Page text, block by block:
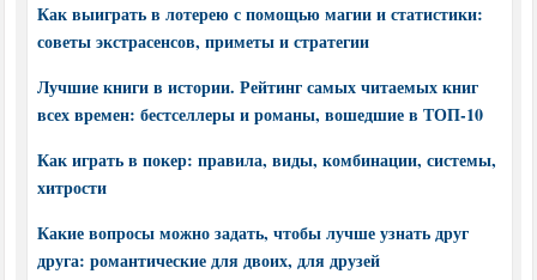
Как выиграть в лотерею с помощью магии и статистики:
советы экстрасенсов, приметы и стратегии
Лучшие книги в истории. Рейтинг самых читаемых книг
всех времен: бестселлеры и романы, вошедшие в ТОП-10
Как играть в покер: правила, виды, комбинации, системы,
хитрости
Какие вопросы можно задать, чтобы лучше узнать друг
друга: романтические для двоих, для друзей